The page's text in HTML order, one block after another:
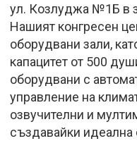
ул. Козлуджа №1Б в
Нашият конгресен
оборудвани зали,
капацитет от 500
оборудвани с
управление на
озвучителни и
създавайки идеална